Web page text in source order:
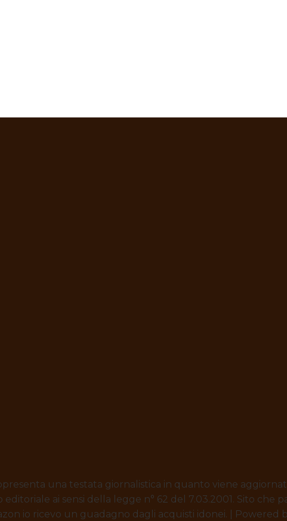
una testata giornalistica in quanto viene
ai sensi della legge n° 62 del 7.03.2001. Sito che
io ricevo un guadagno dagli acquisti idonei. | Powered